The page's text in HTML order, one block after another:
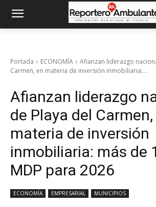
Portada ECONOMÍA
Afianzan liderazgo
Carmen, en materia de inversión inmobiliaria:...
Afianzan liderazgo
de Playa del Carmen,
materia de inversión
inmobiliaria: más de
MDP para 2026
ECONOMÍA EMPRESARIAL MUNICIPIOS